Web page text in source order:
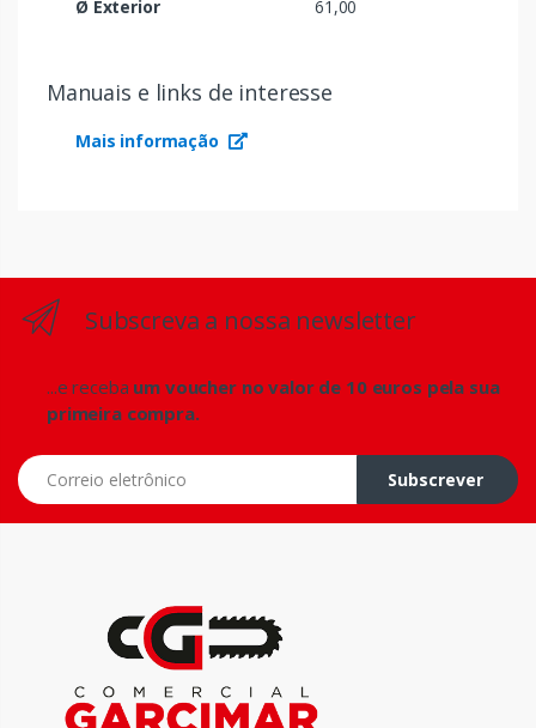
Ø Exterior
61,00
Manuais e links de interesse
Mais informação
Subscreva a nossa newsletter
...e receba um voucher no valor de 10 euros pela sua
primeira compra.
Correio eletrônico
Subscrever